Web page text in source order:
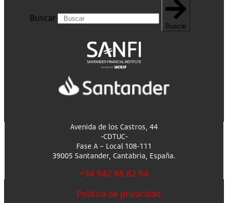
Buscar
Buscar
Avenida de los Castros, 44
-CDTUC-
Fase A – Local 108-111
39005 Santander, Cantabria, España.
+34 942 88 82 94
Política de privacidad